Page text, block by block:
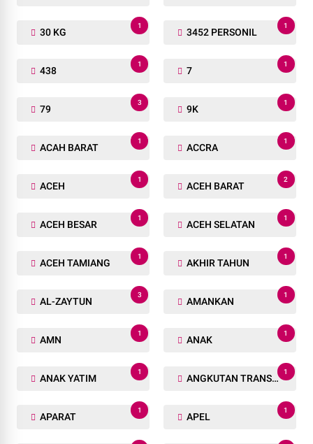
30 KG
1
3452 PERSONIL
1
438
1
7
1
79
3
9K
1
ACAH BARAT
1
ACCRA
1
ACEH
1
ACEH BARAT
2
ACEH BESAR
1
ACEH SELATAN
1
ACEH TAMIANG
1
AKHIR TAHUN
1
AL-ZAYTUN
3
AMANKAN
1
AMN
1
ANAK
1
ANAK YATIM
1
ANGKUTAN TRANSPORTASI
1
APARAT
1
APEL
1